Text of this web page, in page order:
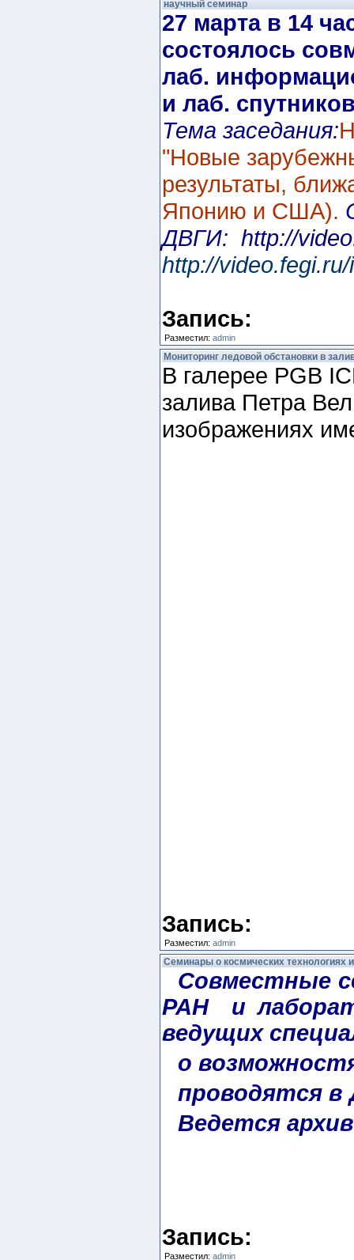
научный семинар
27 марта в 14
состоялось
лаб.
и лаб.
Тема заседания:
"Новые
результаты,
Японию и США).
ДВГИ: http://
http://
Запись:
Разместил: admin
Мониторинг ледовой обстановки в
В галерее PGB
залива Петра
изображениях
Запись:
Разместил: admin
Семинары о космических технологиях
Совместные
РАН и
ведущих
о
проводятся в
Ведется
Запись:
Разместил: admin